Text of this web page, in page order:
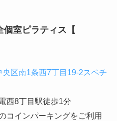
個室ピラティス【
区南1条西7丁目19-2スペチ
西8丁目駅徒歩1分
コインパーキングをご利用